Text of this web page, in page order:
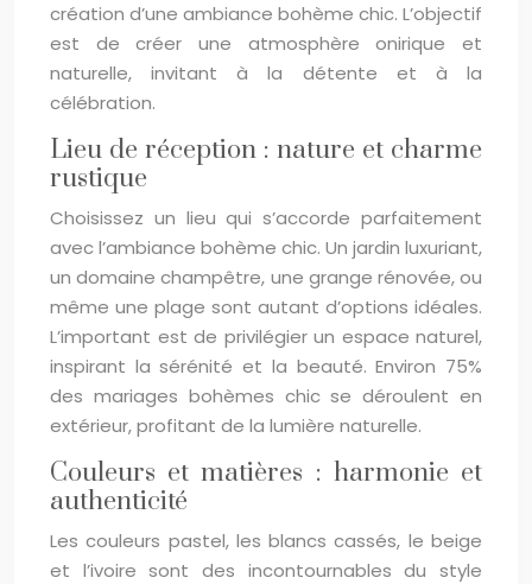
création d’une ambiance bohème chic. L’objectif
est de créer une atmosphère onirique et
naturelle, invitant à la détente et à la
célébration.
Lieu de réception : nature et charme
rustique
Choisissez un lieu qui s’accorde parfaitement
avec l’ambiance bohème chic. Un jardin luxuriant,
un domaine champêtre, une grange rénovée, ou
même une plage sont autant d’options idéales.
L’important est de privilégier un espace naturel,
inspirant la sérénité et la beauté. Environ 75%
des mariages bohèmes chic se déroulent en
extérieur, profitant de la lumière naturelle.
Couleurs et matières : harmonie et
authenticité
Les couleurs pastel, les blancs cassés, le beige
et l’ivoire sont des incontournables du style